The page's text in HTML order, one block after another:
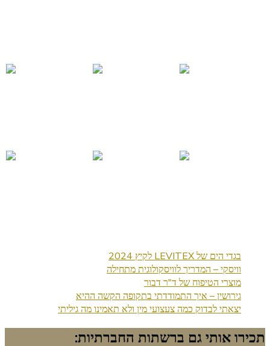
בגדי הים של LEVITEX לקיץ 2024
וויסקי – המדריך לוויסקולוגית מתחילה
מוצרי הטיפוח של ד"ר דבור
גירושין – איך התמודדתי בתקופה הקשה ההיא
יצאתי לבדוק כמה צעצועי מין ולא תאמינו מה גיליתי
תכירו אותי גם ברשתות החברתיות: